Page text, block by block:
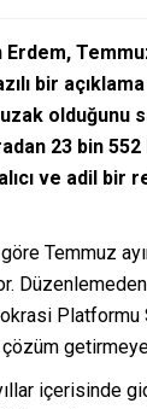
bir
olduğunu
23 bin
ve adil bir
Temmuz
çözüm
içerisinde